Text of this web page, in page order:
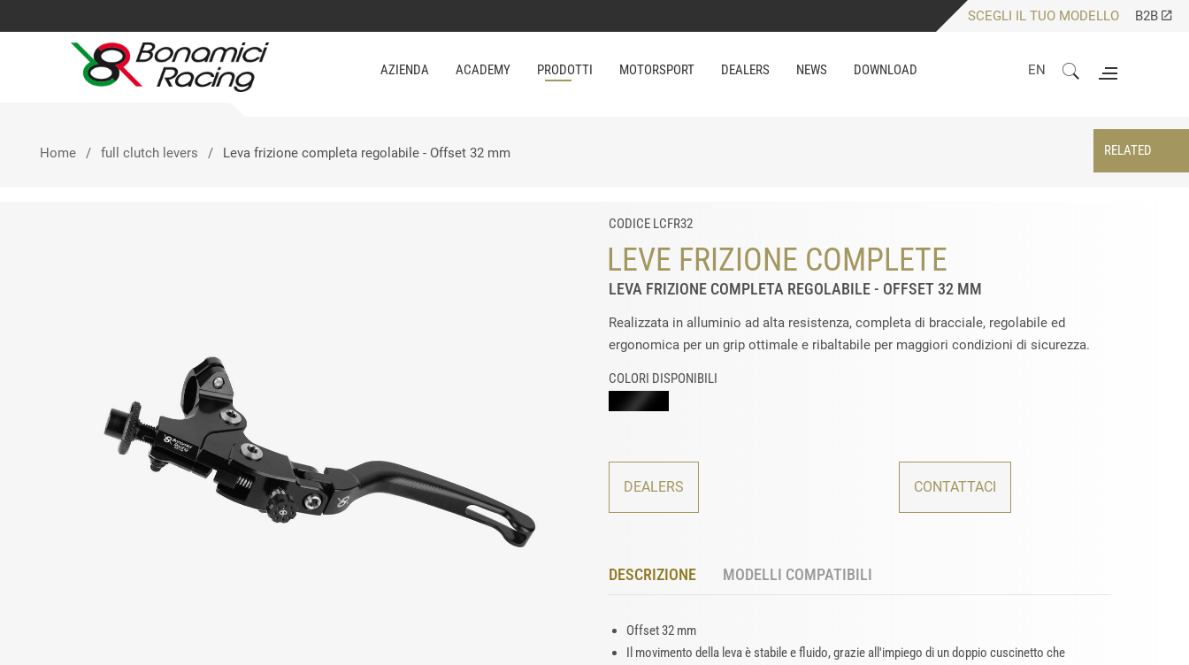
SCEGLI IL TUO MODELLO B2B
AZIENDA ACADEMY PRODOTTI MOTORSPORT DEALERS NEWS DOWNLOAD EN
RELATED
Home full clutch levers Leva frizione completa regolabile - Offset 32 mm
CODICE LCFR32
LEVE FRIZIONE COMPLETE
LEVA FRIZIONE COMPLETA REGOLABILE - OFFSET 32 MM
Realizzata in alluminio ad alta resistenza, completa di bracciale, regolabile ed
ergonomica per un grip ottimale e ribaltabile per maggiori condizioni di sicurezza.
COLORI DISPONIBILI
DEALERS CONTATTACI
DESCRIZIONE MODELLI COMPATIBILI
Offset 32 mm
Il movimento della leva è stabile e fluido, grazie all'impiego di un doppio cuscinetto che